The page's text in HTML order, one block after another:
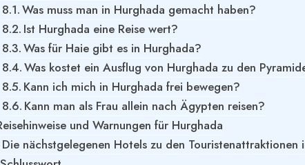
Was muss man in Hurghada gemacht haben?
Ist Hurghada eine Reise wert?
Was für Haie gibt es in Hurghada?
Was kostet ein Ausflug von Hurghada zu den
Kann ich mich in Hurghada frei bewegen?
Kann man als Frau allein nach Ägypten reisen?
und Warnungen für Hurghada
Die nächstgelegenen Hotels zu den Touristenattraktionen